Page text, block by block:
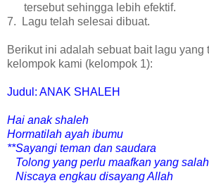
tersebut sehingga lebih efektif.
7.
Lagu telah selesai dibuat.
Berikut ini adalah sebuat bait lagu yang
kelompok kami (kelompok 1):
Judul: ANAK SHALEH
Hai anak shaleh
Hormatilah ayah ibumu
**Sayangi teman dan saudara
Tolong yang perlu maafkan yang salah
Niscaya engkau disayang Allah